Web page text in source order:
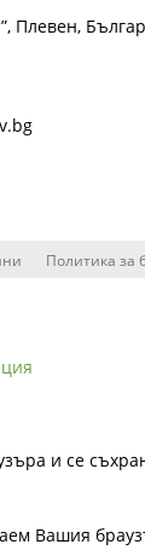
Плевен,
Политика за
и се
Вашия